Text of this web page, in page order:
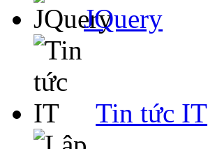
JQuery
Tin tức IT